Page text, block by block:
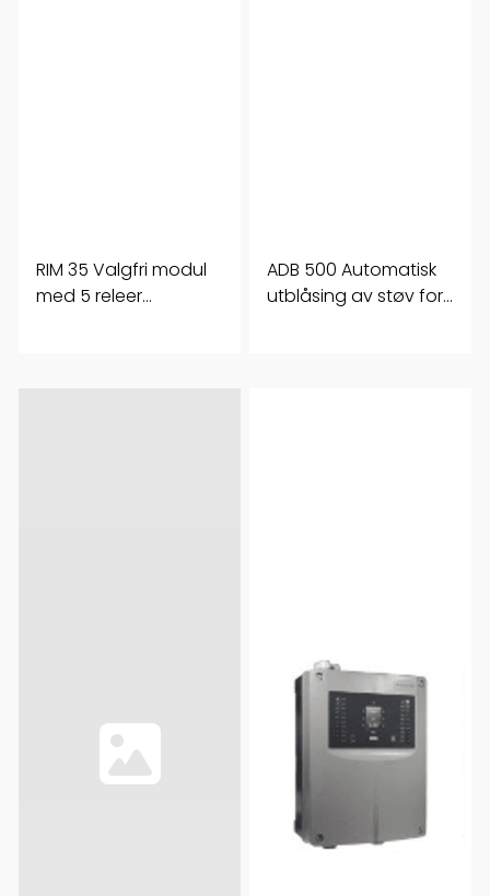
RIM 35 Valgfri modul
med 5 releer
ADB 500 Automatisk
utblåsing av støv for 1